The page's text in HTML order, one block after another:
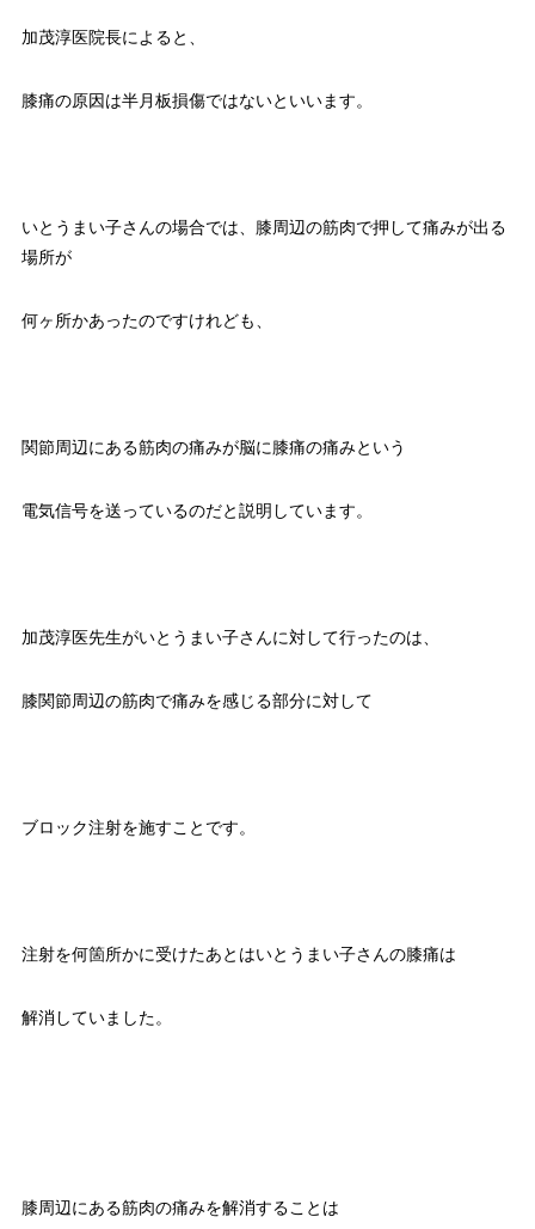
加茂淳医院長によると、
膝痛の原因は半月板損傷ではないといいます。
いとうまい子さんの場合では、膝周辺の筋肉で押して痛みが出る
場所が
何ヶ所かあったのですけれども、
関節周辺にある筋肉の痛みが脳に膝痛の痛みという
電気信号を送っているのだと説明しています。
加茂淳医先生がいとうまい子さんに対して行ったのは、
膝関節周辺の筋肉で痛みを感じる部分に対して
ブロック注射を施すことです。
注射を何箇所かに受けたあとはいとうまい子さんの膝痛は
解消していました。
膝周辺にある筋肉の痛みを解消することは